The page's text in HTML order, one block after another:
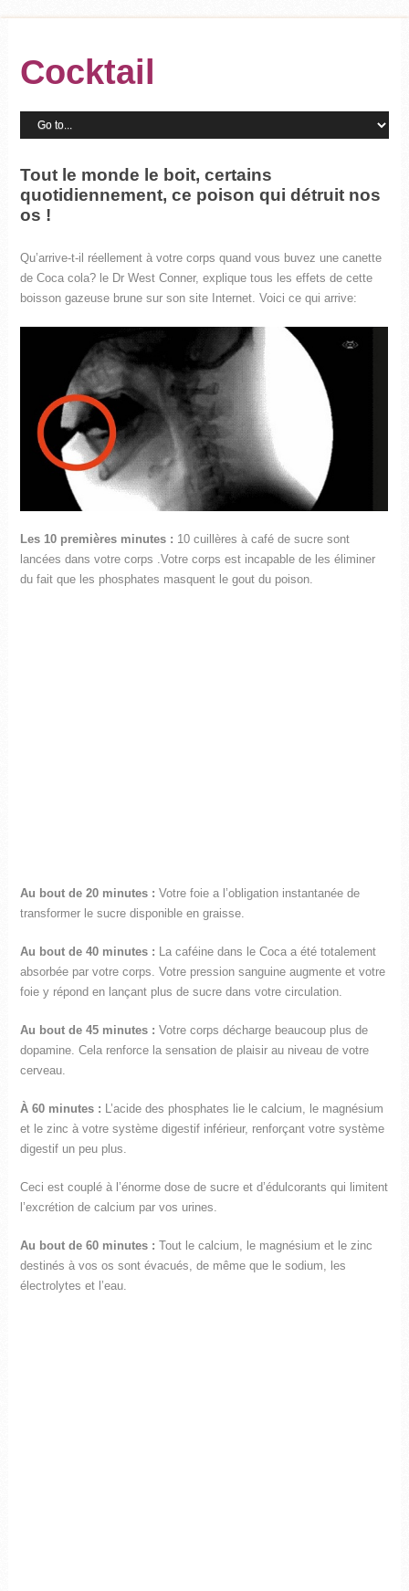
Cocktail
Tout le monde le boit, certains
quotidiennement, ce poison qui détruit nos
os !
Qu’arrive-t-il réellement à votre corps quand vous buvez une canette
de Coca cola? le Dr West Conner, explique tous les effets de cette
boisson gazeuse brune sur son site Internet. Voici ce qui arrive:
Les 10 premières minutes : 10 cuillères à café de sucre sont
lancées dans votre corps .Votre corps est incapable de les éliminer
du fait que les phosphates masquent le gout du poison.
Au bout de 20 minutes : Votre foie a l’obligation instantanée de
transformer le sucre disponible en graisse.
Au bout de 40 minutes : La caféine dans le Coca a été totalement
absorbée par votre corps. Votre pression sanguine augmente et votre
foie y répond en lançant plus de sucre dans votre circulation.
Au bout de 45 minutes : Votre corps décharge beaucoup plus de
dopamine. Cela renforce la sensation de plaisir au niveau de votre
cerveau.
À 60 minutes : L’acide des phosphates lie le calcium, le magnésium
et le zinc à votre système digestif inférieur, renforçant votre système
digestif un peu plus.
Ceci est couplé à l’énorme dose de sucre et d’édulcorants qui limitent
l’excrétion de calcium par vos urines.
Au bout de 60 minutes : Tout le calcium, le magnésium et le zinc
destinés à vos os sont évacués, de même que le sodium, les
électrolytes et l’eau.